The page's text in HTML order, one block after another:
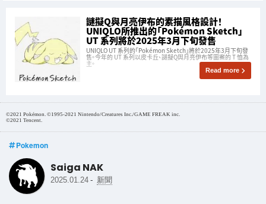
謎擬Q與月亮伊布的素描風格設計！
UNIQLO所推出的「Pokémon Sketch」
UT 系列將於2025年3月下旬發售
UNIQLO UT 系列的「Pokémon Sketch」將於2025年3月下旬發
售。今年的 UT 系列以皮卡丘、謎擬Q與月亮伊布等圖案的 T 恤為
主。
Read more
©2021 Pokémon. ©1995-2021 Nintendo/Creatures Inc./GAME FREAK inc.
©2021 Tencent.
Pokemon
Saiga NAK
2025.01.24 - 新聞